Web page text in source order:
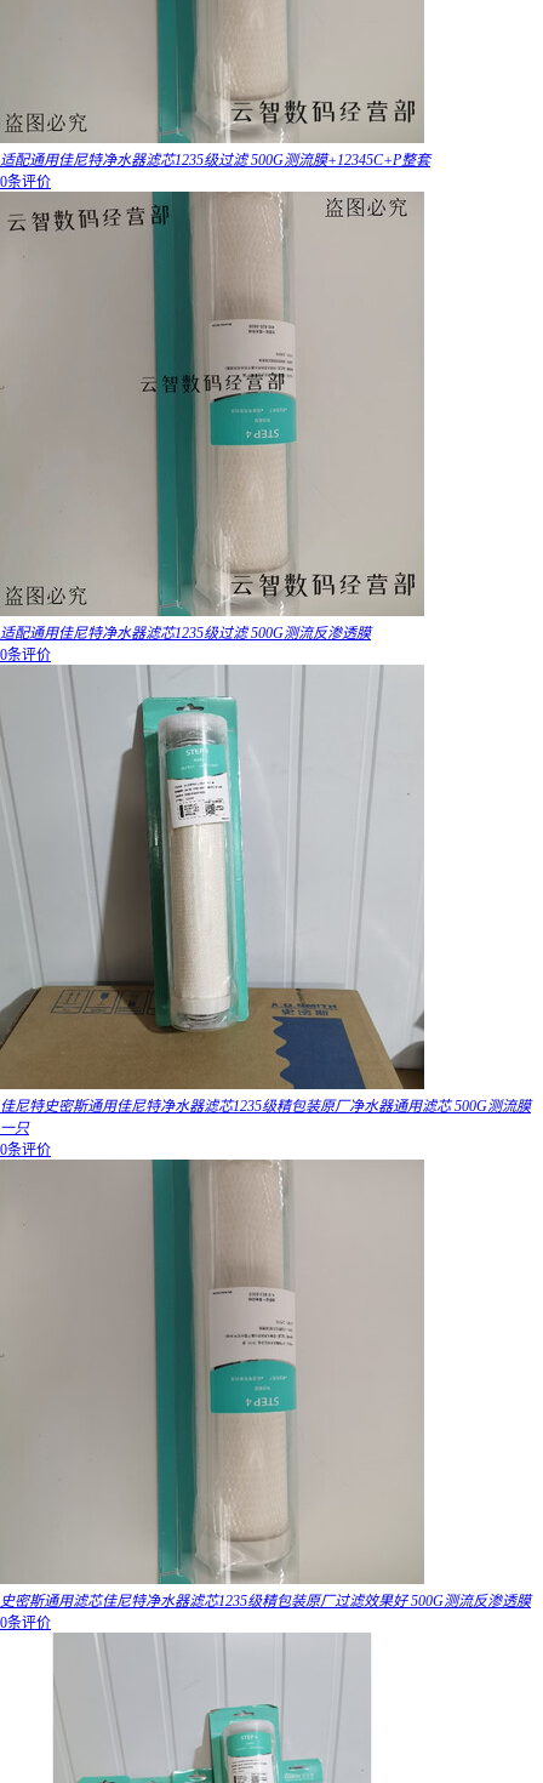
适配通用佳尼特净水器滤芯1235级过滤 500G测流膜+12345C+P整套
0条评价
适配通用佳尼特净水器滤芯1235级过滤 500G测流反渗透膜
0条评价
佳尼特史密斯通用佳尼特净水器滤芯1235级精包装原厂净水器通用滤芯 500G测流膜
一只
0条评价
史密斯通用滤芯佳尼特净水器滤芯1235级精包装原厂过滤效果好 500G测流反渗透膜
0条评价